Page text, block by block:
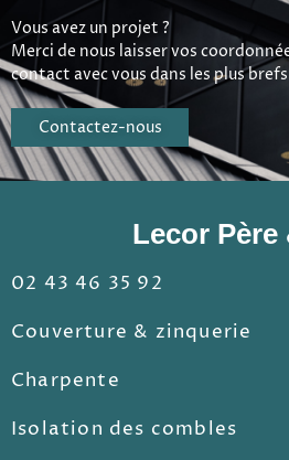
Vous avez un projet ?
Merci de nous laisser vos
contact avec vous dans les plus
Contactez-nous
Lecor Père
02 43 46 35 92
Couverture & zinquerie
Charpente
Isolation des combles